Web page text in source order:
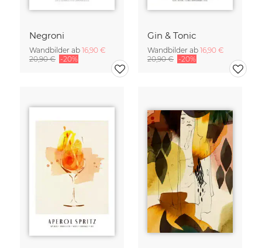
Negroni
Wandbilder ab 16,90 €
20,90 € -20%
Gin & Tonic
Wandbilder ab 16,90 €
20,90 € -20%